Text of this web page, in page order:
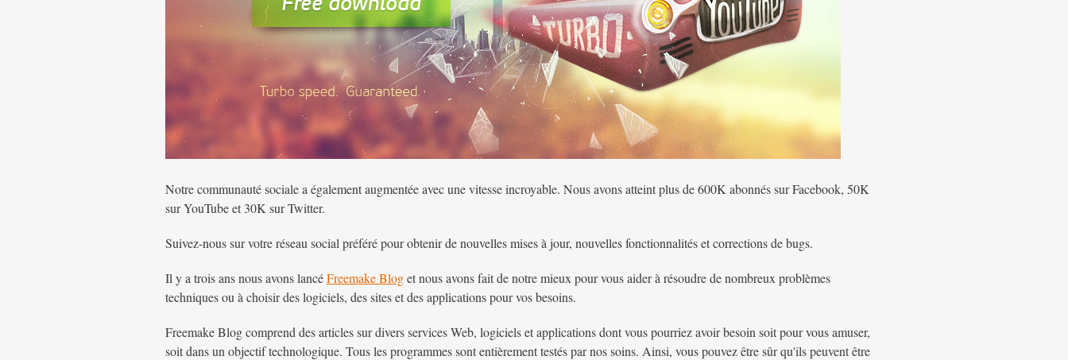
Notre communauté sociale a également augmentée avec une vitesse incroyable. Nous avons atteint plus de 600K abonnés sur Facebook, 50K
sur YouTube et 30K sur Twitter.
Suivez-nous sur votre réseau social préféré pour obtenir de nouvelles mises à jour, nouvelles fonctionnalités et corrections de bugs.
Il y a trois ans nous avons lancéFreemake Bloget nous avons fait de notre mieux pour vous aider à résoudre de nombreux problèmes
techniques ou à choisir des logiciels, des sites et des applications pour vos besoins.
Freemake Blog comprend des articles sur divers services Web, logiciels et applications dont vous pourriez avoir besoin soit pour vous amuser,
soit dans un objectif technologique. Tous les programmes sont entièrement testés par nos soins. Ainsi, vous pouvez être sûr qu'ils peuvent être